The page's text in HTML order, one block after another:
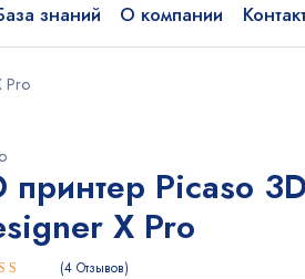
знаний О компании
Pro
принтер Picaso 3D
X Pro
4 Отзывов